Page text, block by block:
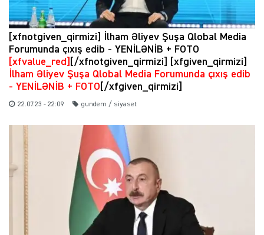
[xfnotgiven_qirmizi] İlham Əliyev Şuşa Qlobal Media
Forumunda çıxış edib - YENİLƏNİB + FOTO
[xfvalue_red]
[/xfnotgiven_qirmizi] [xfgiven_qirmizi]
İlham Əliyev Şuşa Qlobal Media Forumunda çıxış edib
- YENİLƏNİB + FOTO [/xfgiven_qirmizi]
22.07.23 - 22:09 gundem / siyaset